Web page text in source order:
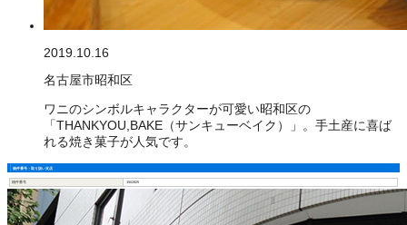
2019.10.16
名古屋市昭和区
ワニのシンボルキャラクターが可愛い昭和区の
「THANKYOU,BAKE（サンキューベイク）」。手土産に喜ば
れる焼き菓子が人気です。
物件番号・取り扱い支店
物件番号 1502825